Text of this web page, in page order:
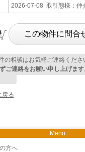
2026-07-08 取引態様：仲
相談はお気軽ご連絡くださ
ご連絡をお願い申し上げます
戻る
Menu
方へ